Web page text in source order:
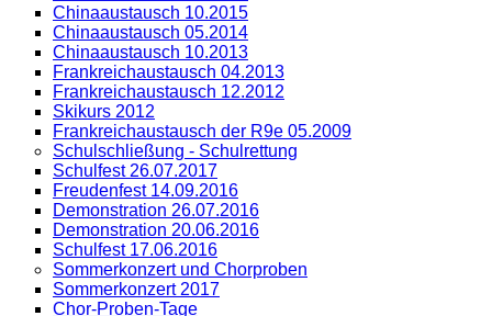
Chinaaustausch 10.2015
Chinaaustausch 05.2014
Chinaaustausch 10.2013
Frankreichaustausch 04.2013
Frankreichaustausch 12.2012
Skikurs 2012
Frankreichaustausch der R9e 05.2009
Schulschließung - Schulrettung
Schulfest 26.07.2017
Freudenfest 14.09.2016
Demonstration 26.07.2016
Demonstration 20.06.2016
Schulfest 17.06.2016
Sommerkonzert und Chorproben
Sommerkonzert 2017
Chor-Proben-Tage